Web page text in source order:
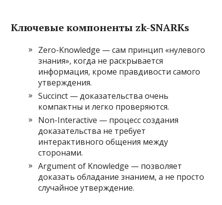
Ключевые компоненты zk-SNARKs
Zero-Knowledge — сам принцип «нулевого
знания», когда не раскрывается
информация, кроме правдивости самого
утверждения.
Succinct — доказательства очень
компактны и легко проверяются.
Non-Interactive — процесс создания
доказательства не требует
интерактивного общения между
сторонами.
Argument of Knowledge — позволяет
доказать обладание знанием, а не просто
случайное утверждение.